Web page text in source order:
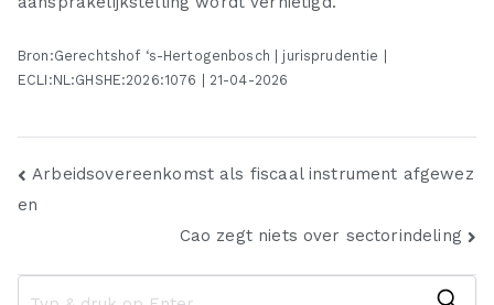
Bron:Gerechtshof ‘s-Hertogenbosch | jurisprudentie |
ECLI:NL:GHSHE:2026:1076 | 21-04-2026
Bericht
Arbeidsovereenkomst als fiscaal instrument afgewez
en
Cao zegt niets over sectorindeling